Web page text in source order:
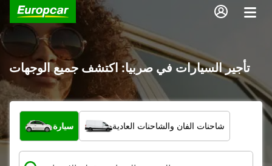
تأجير السيارات في صربيا: اكتشف جميع الوجهات
ما نوع المركبة؟
سيارة شاحنات الفان والشاحنات العادية